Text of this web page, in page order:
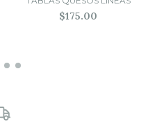
$175.00